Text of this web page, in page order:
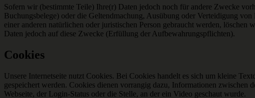
Sofern wir (bestimmte Teile) Ihre(r) Daten jedoch noch für andere Zwecke
Buchungsbelege) oder die Geltendmachung, Ausübung oder Verteidigung
einer anderen natürlichen oder juristischen Person gebraucht werden,
Daten jedoch auf diese Zwecke (Erfüllung der Aufbewahrungspflichten).
Cookies
Unsere Internetseite nutzt Cookies. Bei Cookies handelt es sich um kleine
gespeichert werden. Cookies dienen vorrangig dazu, Informationen zwischen
Webseite, der Login-Status oder die Stelle, an der ein Video geschaut wurde.